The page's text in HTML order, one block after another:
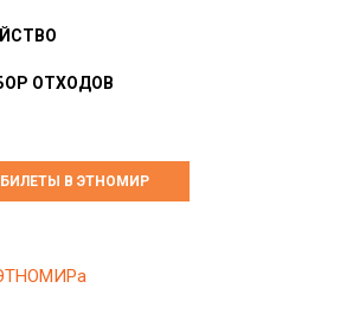
ОТХОДОВ
БИЛЕТЫ В ЭТНОМИР